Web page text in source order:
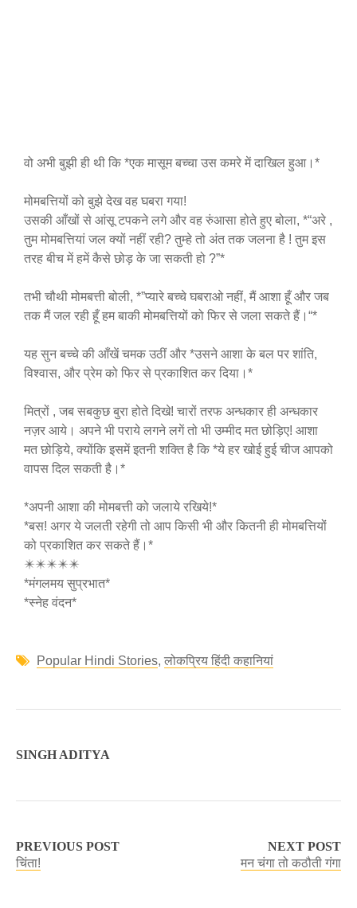
वो अभी बुझी ही थी कि *एक मासूम बच्चा उस कमरे में दाखिल हुआ।*
मोमबत्तियों को बुझे देख वह घबरा गया!
उसकी आँखों से आंसू टपकने लगे और वह रुंआसा होते हुए बोला, *“अरे ,
तुम मोमबत्तियां जल क्यों नहीं रही? तुम्हे तो अंत तक जलना है ! तुम इस
तरह बीच में हमें कैसे छोड़ के जा सकती हो ?”*
तभी चौथी मोमबत्ती बोली, *”प्यारे बच्चे घबराओ नहीं, मैं आशा हूँ और जब
तक मैं जल रही हूँ हम बाकी मोमबत्तियों को फिर से जला सकते हैं।“*
यह सुन बच्चे की आँखें चमक उठीं और *उसने आशा के बल पर शांति,
विश्वास, और प्रेम को फिर से प्रकाशित कर दिया।*
मित्रों , जब सबकुछ बुरा होते दिखे! चारों तरफ अन्धकार ही अन्धकार
नज़र आये। अपने भी पराये लगने लगें तो भी उम्मीद मत छोड़िए! आशा
मत छोड़िये, क्योंकि इसमें इतनी शक्ति है कि *ये हर खोई हुई चीज आपको
वापस दिल सकती है।*
*अपनी आशा की मोमबत्ती को जलाये रखिये!*
*बस! अगर ये जलती रहेगी तो आप किसी भी और कितनी ही मोमबत्तियों
को प्रकाशित कर सकते हैं।*
✴️✴️✴️✴️✴️
*मंगलमय सुप्रभात*
*स्नेह वंदन*
Popular Hindi Stories, लोकप्रिय हिंदी कहानियां
SINGH ADITYA
PREVIOUS POST
चिंता!
NEXT POST
मन चंगा तो कठौती गंगा